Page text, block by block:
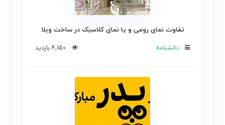
تفاوت نمای رومی و یا نمای کلاسیک در ساخت ویلا
دانشنامه 4,150 بازدید